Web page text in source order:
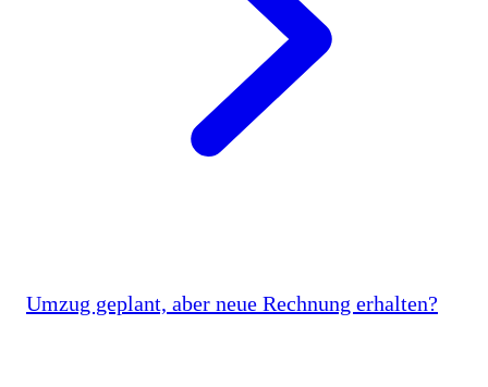
Umzug geplant, aber neue Rechnung erhalten?